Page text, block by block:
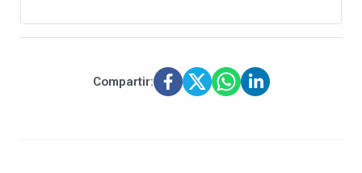
Compartir: